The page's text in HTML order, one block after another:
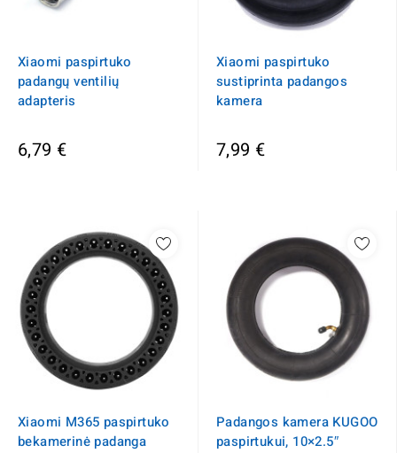
Xiaomi paspirtuko
padangų ventilių
adapteris
6,79 €
Xiaomi paspirtuko
sustiprinta padangos
kamera
7,99 €
Xiaomi M365 paspirtuko
bekamerinė padanga
Padangos kamera KUGOO
paspirtukui, 10×2.5″